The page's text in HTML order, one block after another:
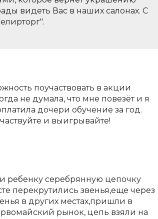
видеть Вас в наших салонах. С
поучаствовать в акции
не думала, что мне повезёт и я
дочери обучение за год.
и выигрывайте!
ребенку серебрянную цепочку
перекрутились звенья,еще через
в других местах,пришли в
рынок, цепь взяли на